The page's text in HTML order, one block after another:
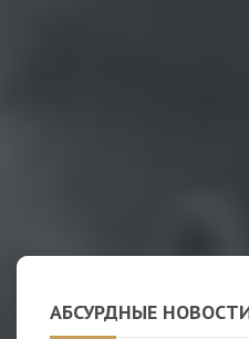
АБСУРДНЫЕ